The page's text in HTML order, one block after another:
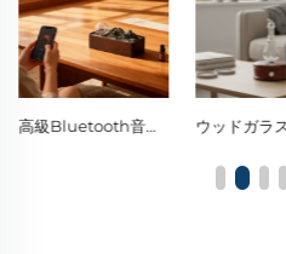
ウッドガラスネブライジングディフューザー（シングルノブコントロール、ウォームLED装飾ナイトライト）